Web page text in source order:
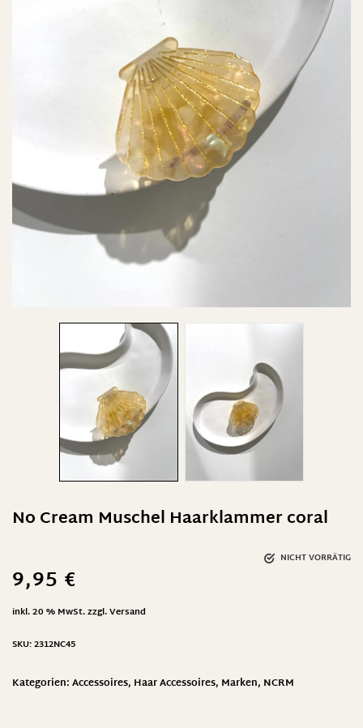
No Cream Muschel Haarklammer coral
NICHT VORRÄTIG
9,95 €
inkl. 20 % MwSt.zzgl.Versand
SKU:2312NC45
Kategorien:Accessoires, Haar Accessoires, Marken, NCRM